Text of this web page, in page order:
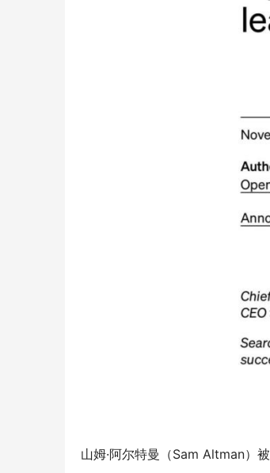
山姆·阿尔特曼（Sam Altman）